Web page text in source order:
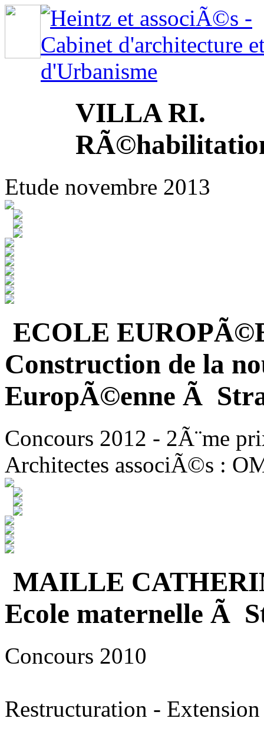
VILLA RI.
Etude novembre 2013
ECOLE
Construction de la
EuropÃ©enne Ã
Concours 2012 - 2Ã¨me
Architectes associÃ©s :
MAILLE
Ecole maternelle Ã
Concours 2010
Restructuration - Extension